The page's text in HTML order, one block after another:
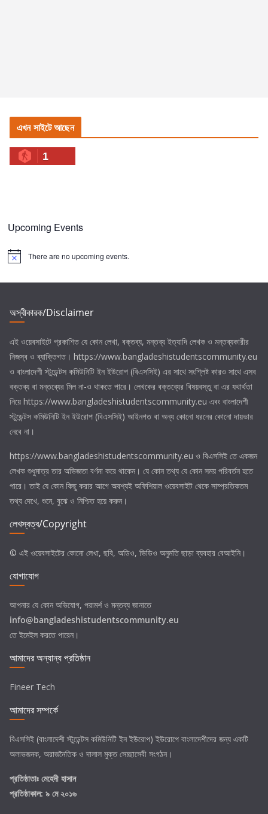
এখন সাইটে আছেন
1
Upcoming Events
N
There are no upcoming events.
অস্বীকারক/Disclaimer
এই ওয়েবসাইটে প্রকাশিত যে কোন লেখা, বক্তব্য, মন্তব্য ইত্যাদি লেখক ও মন্তব্যকারীর
নিজস্ব ও ব্যাক্তিগত। https://www.bangladeshistudentscommunity.eu
ও বাংলাদেশী স্টুডেন্টস কমিউনিটি ইন ইউরোপ (বিএসসিই) এর সাথে সংশ্লিষ্ট কারও সাথে এসব
বক্তব্য বা মন্তব্যের মিল না-ও থাকতে পারে। লেখকের বক্তব্যের বিষয়বস্তু বা এর যথার্থতা
নিয়ে https://www.bangladeshistudentscommunity.eu এবং বাংলাদেশী
স্টুডেন্টস কমিউনিটি ইন ইউরোপ (বিএসসিই) আইনগত বা অন্য কোনো ধরনের কোনো দায়ভার
নেবে না।
https://www.bangladeshistudentscommunity.eu ও বিএসসিই তে একজন
লেখক শুধুমাত্র তার অভিজ্ঞতা বর্ণনা করে থাকেন। যে কোন তথ্য যে কোন সময় পরিবর্তন হতে
পারে। তাই যে কোন কিছু করার আগে অবশ্যই অফিশিয়াল ওয়েবসাইট থেকে সাম্প্রতিকতম
তথ্য দেখে, শুনে, বুঝে ও নিশ্চিত হয়ে করুন।
লেখস্বত্ব/Copyright
© এই ওয়েবসাইটের কোনো লেখা, ছবি, অডিও, ভিডিও অনুমতি ছাড়া ব্যবহার বেআইনি।
যোগাযোগ
আপনার যে কোন অভিযোগ, পরামর্শ ও মন্তব্য জানাতে
info@bangladeshistudentscommunity.eu
তে ইমেইল করতে পারেন।
আমাদের অন্যান্য প্রতিষ্ঠান
Fineer Tech
আমাদের সম্পর্কে
বিএসসিই (বাংলাদেশী স্টুডেন্টস কমিউনিটি ইন ইউরোপ) ইউরোপে বাংলাদেশীদের জন্য একটি
অলাভজনক, অরাজনৈতিক ও দালাল মুক্ত সেচ্ছাসেবী সংগঠন।
প্রতিষ্ঠাতাঃ মেহেদী হাসান
প্রতিষ্ঠাকাল: ৯ মে ২০১৬